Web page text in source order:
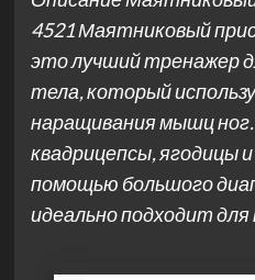
4521 Маятниковый
это лучший тренажер
тела, который
наращивания мышц
квадрицепсы, ягодицы
помощью большого
идеально подходит